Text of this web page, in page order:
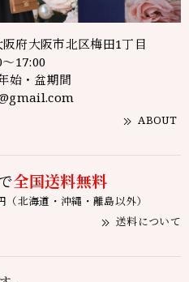
府大阪市北区梅田1丁目
17:00
始・盆期間
ABOUT
全国送料無料
北海道・沖縄・離島以外）
送料について